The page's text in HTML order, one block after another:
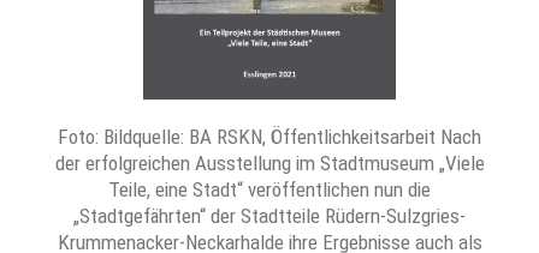
Foto: Bildquelle: BA RSKN, Öffentlichkeitsarbeit Nach
der erfolgreichen Ausstellung im Stadtmuseum „Viele
Teile, eine Stadt“ veröffentlichen nun die
„Stadtgefährten“ der Stadtteile Rüdern-Sulzgries-
Krummenacker-Neckarhalde ihre Ergebnisse auch als